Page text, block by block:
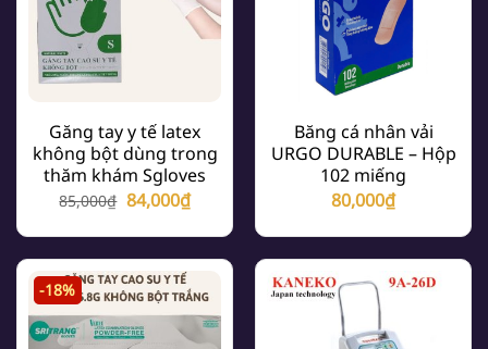
Găng tay y tế latex
không bột dùng trong
thăm khám Sgloves
85,000₫ Giá
là:
85,000₫.
84,000₫Giá
tại
84,000₫.
Băng cá nhân vải
URGO DURABLE – Hộp
102 miếng
80,000₫
-18%